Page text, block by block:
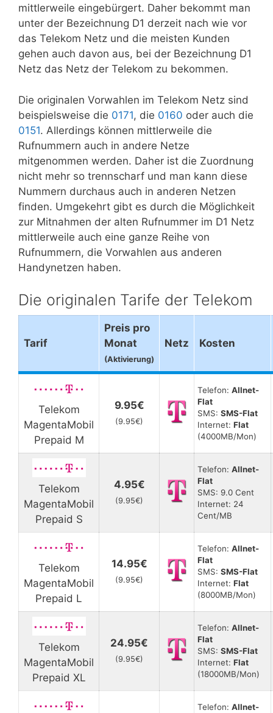
mittlerweile eingebürgert. Daher bekommt man
unter der Bezeichnung D1 derzeit nach wie vor
das Telekom Netz und die meisten Kunden
gehen auch davon aus, bei der Bezeichnung D1
Netz das Netz der Telekom zu bekommen.
Die originalen Vorwahlen im Telekom Netz sind
beispielsweise die 0171, die 0160 oder auch die
0151. Allerdings können mittlerweile die
Rufnummern auch in andere Netze
mitgenommen werden. Daher ist die Zuordnung
nicht mehr so trennscharf und man kann diese
Nummern durchaus auch in anderen Netzen
finden. Umgekehrt gibt es durch die Möglichkeit
zur Mitnahmen der alten Rufnummer im D1 Netz
mittlerweile auch eine ganze Reihe von
Rufnummern, die Vorwahlen aus anderen
Handynetzen haben.
Die originalen Tarife der Telekom
Tarif
Preis pro
Monat
(Aktivierung)
Netz Kosten
Telekom
MagentaMobil
Prepaid M
9.95€
(9.95€)
Telefon: Allnet-
Flat
SMS: SMS-Flat
Internet: Flat
(4000MB/Mon)
Telekom
MagentaMobil
Prepaid S
4.95€
(9.95€)
Telefon: Allnet-
Flat
SMS: 9.0 Cent
Internet: 24
Cent/MB
Telekom
MagentaMobil
Prepaid L
14.95€
(9.95€)
Telefon: Allnet-
Flat
SMS: SMS-Flat
Internet: Flat
(8000MB/Mon)
Telekom
MagentaMobil
Prepaid XL
24.95€
(9.95€)
Telefon: Allnet-
Flat
SMS: SMS-Flat
Internet: Flat
(18000MB/Mon)
Telefon: Allnet-